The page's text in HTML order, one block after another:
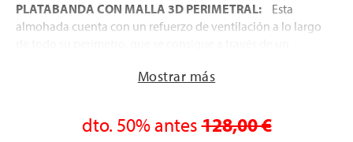
PLATABANDA CON MALLA 3D PERIMETRAL:
Esta
almohada cuenta con un refuerzo de ventilación a lo largo
entrada del aire de 360ºC que garantiza un mayo frescor
FUNDA EXCLUSIVA: La funda de esta almohada
incorpora el exclusivo Tejido Exclusivo Cooler-Warmer®
Mostrar más
dto. 50%antes128,00 €